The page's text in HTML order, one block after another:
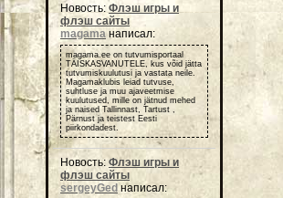
Новость: Флэш игры и
флэш сайты
magama написал:
magama.ee on tutvumisportaal
TÄISKASVANUTELE, kus võid jätta
tutvumiskuulutusi ja vastata neile.
Magamaklubis leiad tutvuse,
suhtluse ja muu ajaveetmise
kuulutused, mille on jätnud mehed
ja naised Tallinnast, Tartust ,
Pärnust ja teistest Eesti
piirkondadest.
Новость: Флэш игры и
флэш сайты
sergeyGed написал: